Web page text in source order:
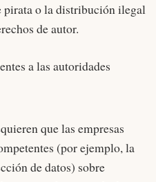
pirata o la distribución ilegal
de autor.
a las autoridades
que las empresas
(por ejemplo, la
de datos) sobre